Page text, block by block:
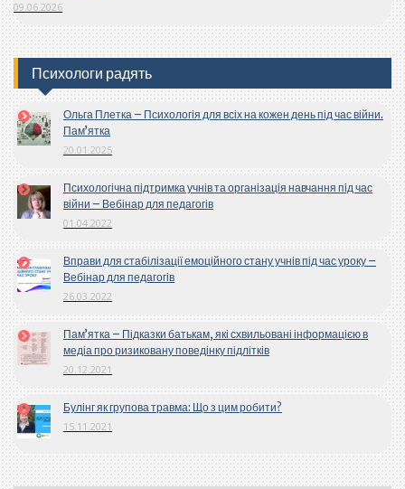
09.06.2026
Психологи радять
Ольга Плетка – Психологія для всіх на кожен день під час війни.
Пам’ятка
20.01.2025
Психологічна підтримка учнів та організація навчання під час
війни – Вебінар для педагогів
01.04.2022
Вправи для стабілізації емоційного стану учнів під час уроку –
Вебінар для педагогів
26.03.2022
Пам’ятка – Підказки батькам, які схвильовані інформацією в
медіа про ризиковану поведінку підлітків
20.12.2021
Булінг як групова травма: Що з цим робити?
15.11.2021